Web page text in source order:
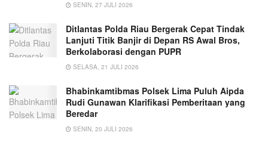
SENIN, 27 JULI 2026
Ditlantas Polda Riau Bergerak Cepat Tindak
Lanjuti Titik Banjir di Depan RS Awal Bros,
Berkolaborasi dengan PUPR
SELASA, 21 JULI 2026
Bhabinkamtibmas Polsek Lima Puluh Aipda
Rudi Gunawan Klarifikasi Pemberitaan yang
Beredar
SENIN, 20 JULI 2026